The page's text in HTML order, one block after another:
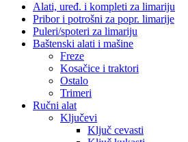
Alati, uređ. i kompleti za limariju
Pribor i potrošni za popr. limarije
Puleri/spoteri za limariju
Baštenski alati i mašine
Freze
Kosačice i traktori
Ostalo
Trimeri
Ručni alat
Ključevi
Ključ cevasti